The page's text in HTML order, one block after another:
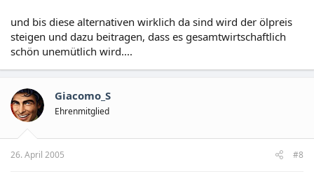
und bis diese alternativen wirklich da sind wird der ölpreis
steigen und dazu beitragen, dass es gesamtwirtschaftlich
schön unemütlich wird....
Giacomo_S
Ehrenmitglied
26. April 2005 #8